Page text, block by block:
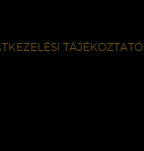
TÁJÉKOZTATÓ